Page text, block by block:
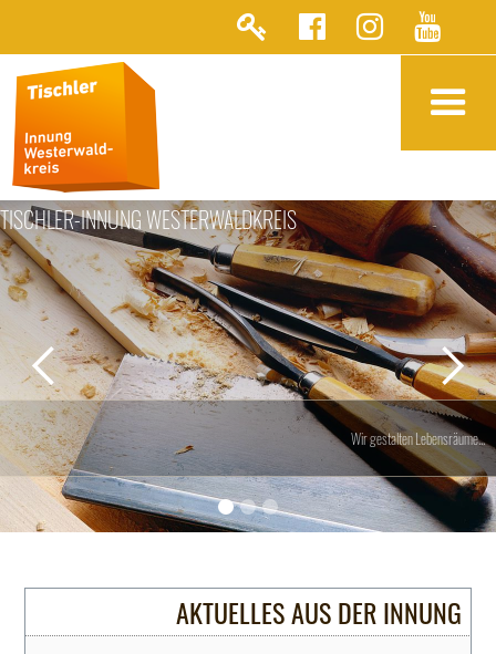
TISCHLER-INNUNG WESTERWALDKREIS
AKTUELLES AUS DER INNUNG